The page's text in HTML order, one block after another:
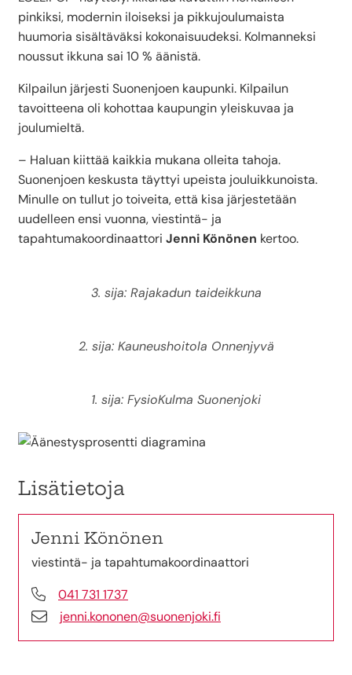
pinkiksi, modernin iloiseksi ja pikkujoulumaista
huumoria sisältäväksi kokonaisuudeksi. Kolmanneksi
noussut ikkuna sai 10 % äänistä.
Kilpailun järjesti Suonenjoen kaupunki. Kilpailun
tavoitteena oli kohottaa kaupungin yleiskuvaa ja
joulumieltä.
– Haluan kiittää kaikkia mukana olleita tahoja.
Suonenjoen keskusta täyttyi upeista jouluikkunoista.
Minulle on tullut jo toiveita, että kisa järjestetään
uudelleen ensi vuonna, viestintä- ja
tapahtumakoordinaattori Jenni Könönen kertoo.
3. sija: Rajakadun taideikkuna
2. sija: Kauneushoitola Onnenjyvä
1. sija: FysioKulma Suonenjoki
Lisätietoja
Jenni Könönen
viestintä- ja tapahtumakoordinaattori
041 731 1737
jenni.kononen@suonenjoki.fi